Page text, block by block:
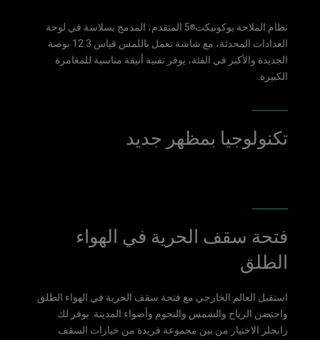
نظام الملاحة يوكونيكت®
5 المتقدم، المدمج بسلاسة في لوحة
العدادات المحدثة، مع شاشة تعمل باللمس قياس 12.3 بوصة
الجديدة والأكبر في الفئة، يوفر تقنية أنيقة مناسبة للمغامرة
الكبيرة.
تكنولوجيا بمظهر جديد
فتحة سقف الحرية في الهواء
الطلق
استقبل العالم الخارجي مع فتحة سقف الحرية في الهواء الطلق
واحتضن الرياح والشمس والنجوم وأضواء المدينة. يوفر لك
رانجلر الاختيار من بين مجموعة فريدة من خيارات السقف